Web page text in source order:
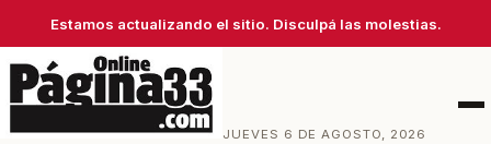
Estamos actualizando el sitio. Disculpá las molestias.
JUEVES 6 DE AGOSTO, 2026
Menú